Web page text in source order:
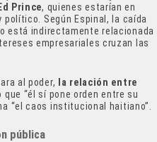
Ed Prince, quienes estarían en
Según Espinal, la caída
está indirectamente relacionada
empresariales cruzan las
al poder,
la relación entre
que “él sí pone orden entre su
“el caos institucional haitiano”.
pública